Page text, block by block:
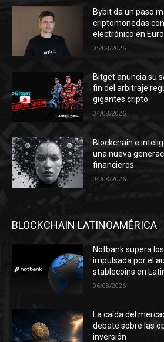
Bybit da un paso
criptomonedas
electrónico en
05/08/2026
Bitget anuncia su
fin del arbitraje
gigantes cripto
04/08/2026
Blockchain e
una nueva
financieros
04/08/2026
BLOCKCHAIN LATINOAMÉRICA
Notbank supera
impulsada por el
stablecoins en
06/08/2026
La caída del
debate sobre las
inversión